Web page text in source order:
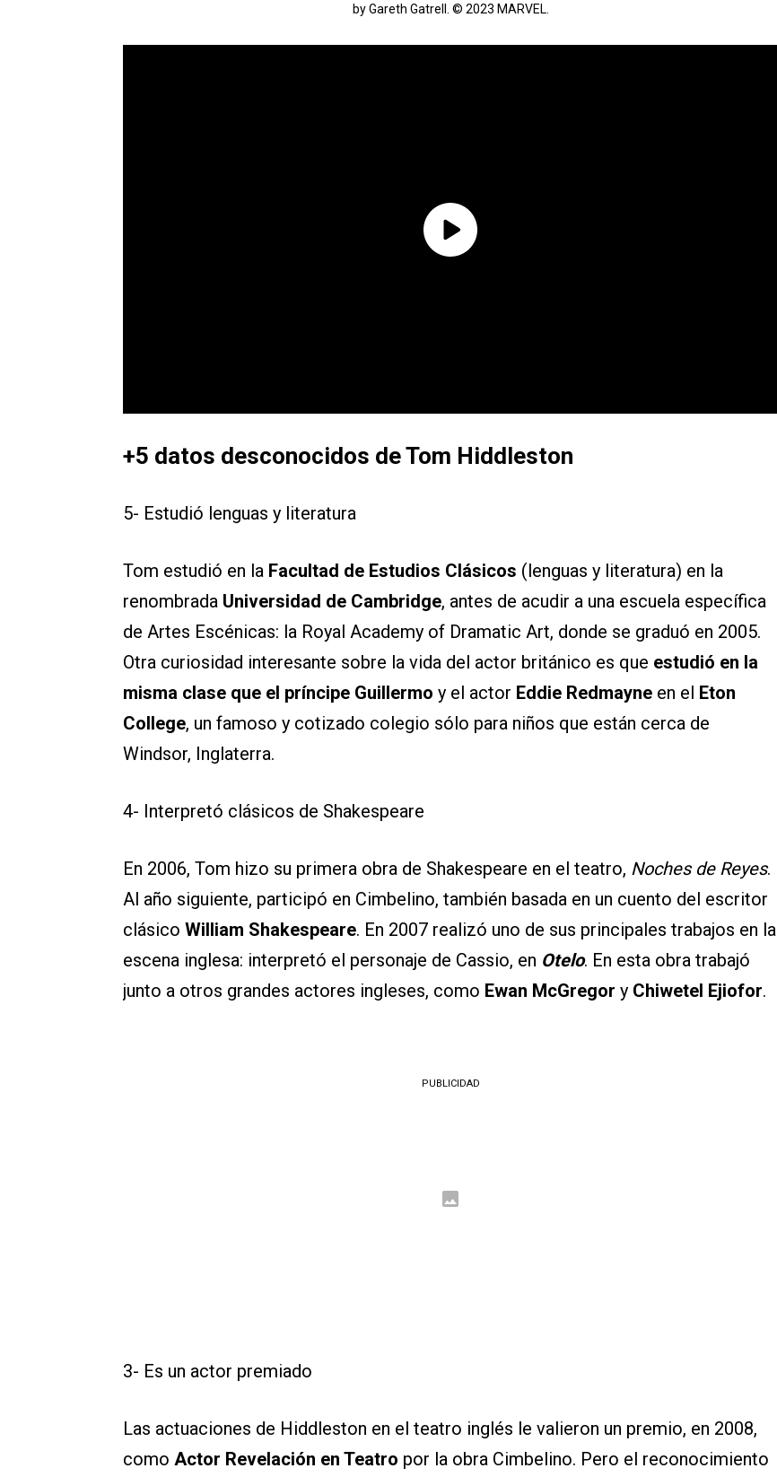
by Gareth Gatrell. © 2023 MARVEL.
+5 datos desconocidos de Tom Hiddleston
5- Estudió lenguas y literatura
Tom estudió en la Facultad de Estudios Clásicos (lenguas y literatura) en la
renombrada Universidad de Cambridge, antes de acudir a una escuela específica
de Artes Escénicas: la Royal Academy of Dramatic Art, donde se graduó en 2005.
Otra curiosidad interesante sobre la vida del actor británico es que estudió en la
misma clase que el príncipe Guillermo y el actor Eddie Redmayne en el Eton
College, un famoso y cotizado colegio sólo para niños que están cerca de
Windsor, Inglaterra.
4- Interpretó clásicos de Shakespeare
En 2006, Tom hizo su primera obra de Shakespeare en el teatro, Noches de Reyes.
Al año siguiente, participó en Cimbelino, también basada en un cuento del escritor
clásico William Shakespeare. En 2007 realizó uno de sus principales trabajos en la
escena inglesa: interpretó el personaje de Cassio, en Otelo. En esta obra trabajó
junto a otros grandes actores ingleses, como Ewan McGregor y Chiwetel Ejiofor.
PUBLICIDAD
3- Es un actor premiado
Las actuaciones de Hiddleston en el teatro inglés le valieron un premio, en 2008,
como Actor Revelación en Teatro por la obra Cimbelino. Pero el reconocimiento